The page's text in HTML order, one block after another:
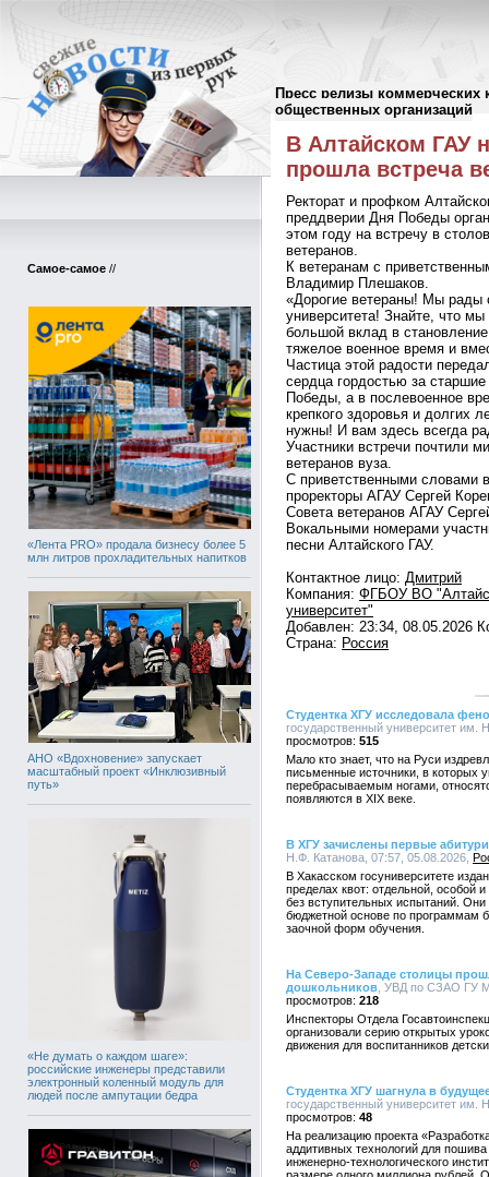
Пресс релизы коммерческих
общественных организаций
Самое-самое //
«Лента PRO» продала бизнесу более 5
млн литров прохладительных напитков
АНО «Вдохновение» запускает
масштабный проект «Инклюзивный
путь»
«Не думать о каждом шаге»:
российские инженеры представили
электронный коленный модуль для
людей после ампутации бедра
Пресс-релизы//
В Алтайском ГАУ
прошла встреча
Ректорат и профком
преддверии Дня Победы
этом году на встречу в
ветеранов.
К ветеранам с
Владимир Плешаков.
«Дорогие ветераны! Мы рады
университета! Знайте, что
большой вклад в
тяжелое военное время и
Частица этой радости
сердца гордостью за
Победы, а в послевоенное
крепкого здоровья и долгих
нужны! И вам здесь всегда
Участники встречи почтили
ветеранов вуза.
С приветственными словами
проректоры АГАУ Сергей
Совета ветеранов АГАУ
Вокальными номерами
песни Алтайского ГАУ.
Контактное лицо: Дмитрий
Компания: ФГБОУ ВО
университет"
Добавлен: 23:34, 08.05.2026
Страна: Россия
Студентка ХГУ исследовала
государственный университет им.
515
Мало кто знает, что на Руси
письменные источники, в которых
перебрасываемым ногами,
появляются в XIX веке.
В ХГУ зачислены первые
Н.Ф. Катанова, 07:57, 05.08.2026,
В Хакасском госуниверситете
пределах квот: отдельной, особой
без вступительных испытаний.
бюджетной основе по программам
заочной форм обучения.
На Северо-Западе столицы
дошкольников , УВД по СЗАО ГУ
218
Инспекторы Отдела
организовали серию открытых
движения для воспитанников
Студентка ХГУ шагнула в
государственный университет им.
48
На реализацию проекта
аддитивных технологий для
инженерно-технологического